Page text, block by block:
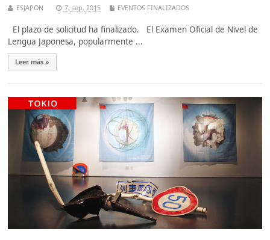
ESJAPON 7, sep, 2015 EVENTOS FINALIZADOS
El plazo de solicitud ha finalizado. El Examen Oficial de Nivel de
Lengua Japonesa, popularmente ...
Leer más »